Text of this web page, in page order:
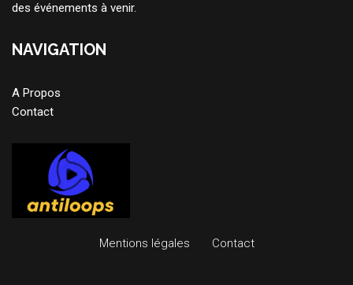
des événements à venir.
NAVIGATION
A Propos
Contact
Mentions légales Contact